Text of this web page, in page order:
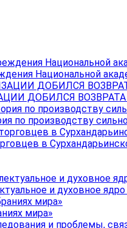
Национальной
ДОБИЛСЯ
по производству
в
и духовное
мира»